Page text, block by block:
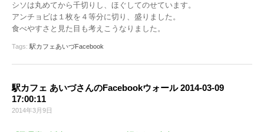
シソは丸めてから千切りし、ほぐしてのせています。
アンチョビは１枚を４等分に切り、盛りました。
食べやすさと見た目も考えこうなりました。
Tags: 駅カフェあいづFacebook
駅カフェ あいづさんのFacebookウォール 2014-03-09
17:00:11
2014年3月9日